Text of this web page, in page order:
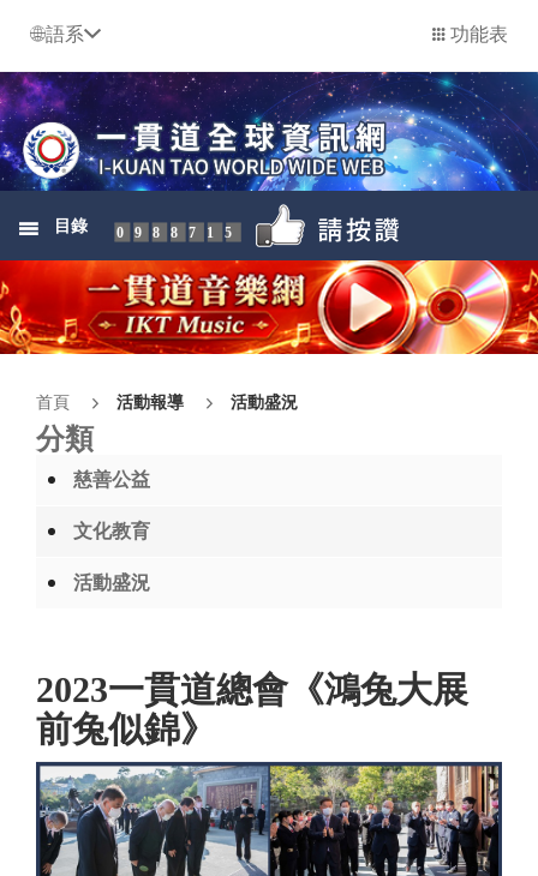
語系 功能表
目錄 0988715
首頁 活動報導 活動盛況
分類
慈善公益
文化教育
活動盛況
2023一貫道總會《鴻兔大展
前兔似錦》